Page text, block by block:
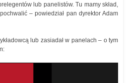
lub panelistów. Tu mamy skład,
– powiedział pan dyrektor Adam
lub zasiadał w panelach – o tym